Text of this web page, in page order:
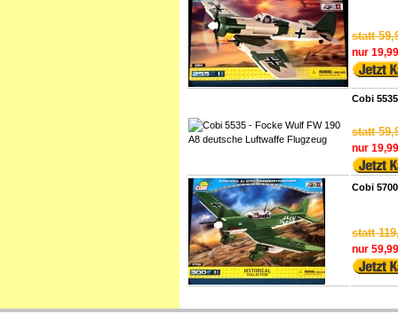
statt
nur
Cobi
statt
nur
Cobi
statt
nur